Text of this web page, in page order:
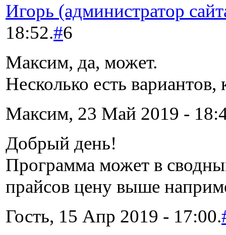
Игорь (администратор
18:52.#6
Максим, да, может.
Несколько есть вариантов,
Максим, 23 Май 2019 -
Добрый день!
Программа может в
прайсов цену выше
Гость, 15 Апр 2019 - 17:00.